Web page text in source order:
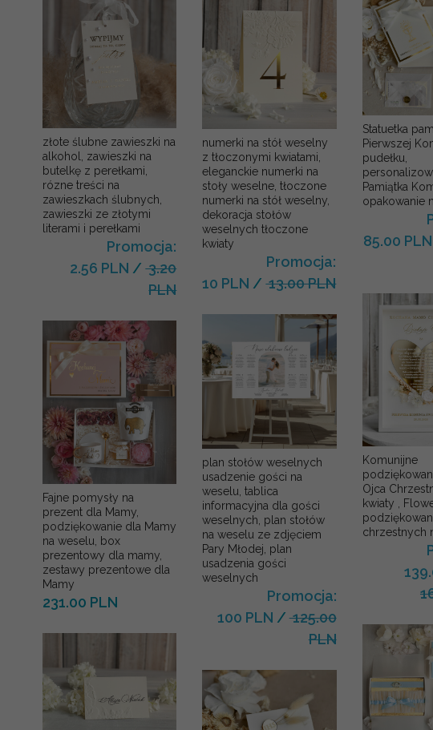
złote ślubne zawieszki na
alkohol, zawieszki na
butelkę z perełkami,
rózne treści na
zawieszkach ślubnych,
zawieszki ze złotymi
literami i perełkami
Promocja:
2.56 PLN /3.20
PLN
Fajne pomysły na
prezent dla Mamy,
podziękowanie dla Mamy
na weselu, box
prezentowy dla mamy,
zestawy prezentowe dla
Mamy
231.00 PLN
numerki na stół weselny
z tłoczonymi kwiatami,
eleganckie numerki na
stoły weselne, tłoczone
numerki na stół weselny,
dekoracja stołów
weselnych tłoczone
kwiaty
Promocja:
10 PLN /13.00 PLN
plan stołów weselnych
usadzenie gości na
weselu, tablica
informacyjna dla gości
weselnych, plan stołów
na weselu ze zdjęciem
Pary Młodej, plan
usadzenia gości
weselnych
Promocja:
100 PLN /125.00
PLN
Statuetka
Pierwszej
pudełku,
Pamiątka
opakowanie
85.00 PLN
Komunijne
Ojca
kwiaty ,
chrzestnych